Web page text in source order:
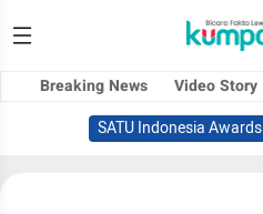
Breaking News Video Story
SATU Indonesia Awards